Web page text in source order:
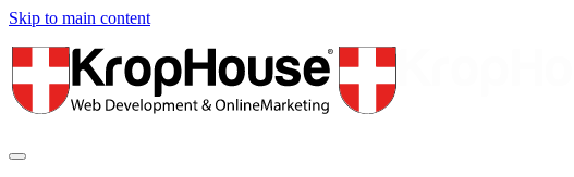
Skip to main content